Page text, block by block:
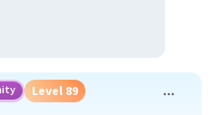
Level 89